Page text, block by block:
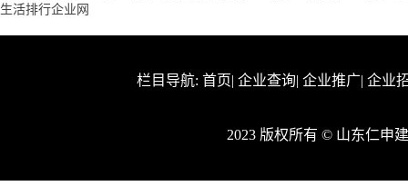
生活排行企业网
栏目导航: 首页| 企业查询| 企业推广| 企业
2023 版权所有 © 山东仁申